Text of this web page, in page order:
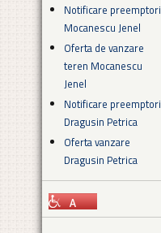
Notificare preemptori
Mocanescu Jenel
Oferta de vanzare
teren Mocanescu
Jenel
Notificare preemptori
Dragusin Petrica
Oferta vanzare
Dragusin Petrica